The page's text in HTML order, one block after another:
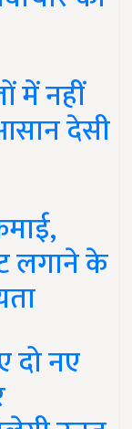
में नहीं
देसी
लगाने के
दो नए